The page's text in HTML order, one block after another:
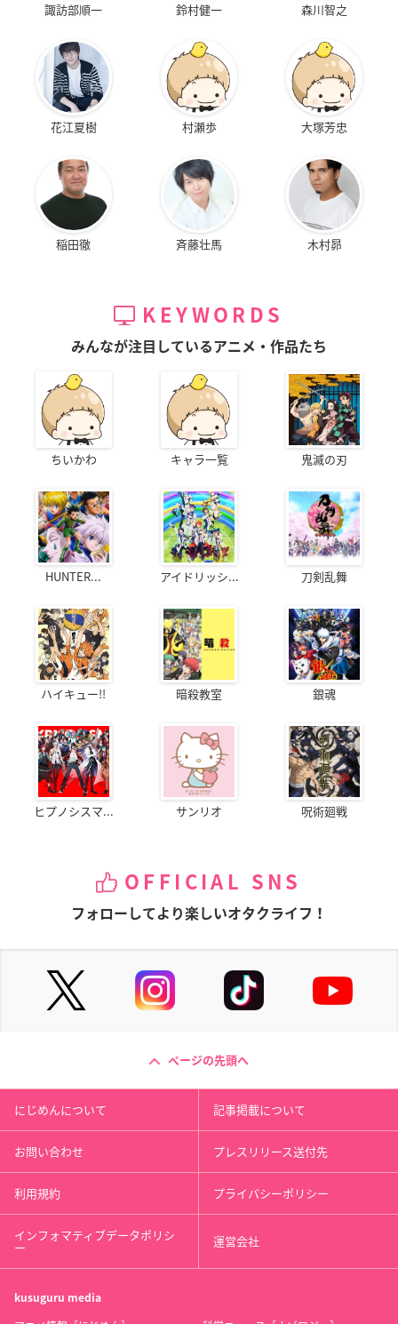
諏訪部順一 鈴村健一 森川智之
花江夏樹 村瀬歩 大塚芳忠
稲田徹 斉藤壮馬 木村昴
KEYWORDS
みんなが注目しているアニメ・作品たち
ちいかわ キャラ一覧 鬼滅の刃
HUNTER... アイドリッシ... 刀剣乱舞
ハイキュー!! 暗殺教室 銀魂
ヒプノシスマ... サンリオ 呪術廻戦
OFFICIAL SNS
フォローしてより楽しいオタクライフ！
ページの先頭へ
にじめんについて 記事掲載について
お問い合わせ プレスリリース送付先
利用規約 プライバシーポリシー
インフォマティブデータポリシ
ー 運営会社
kusuguru media